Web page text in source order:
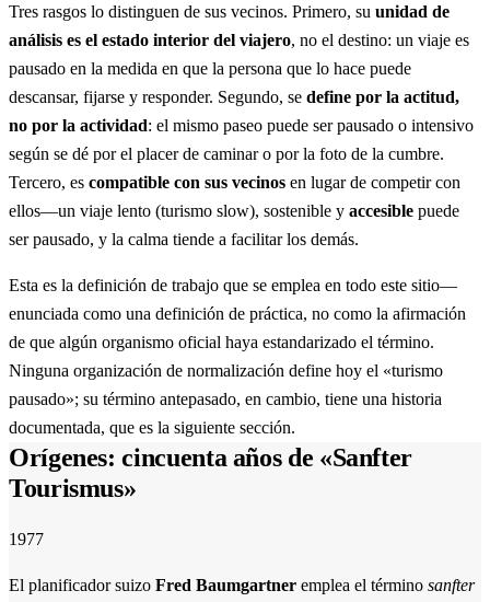
Tres rasgos lo distinguen de sus vecinos. Primero, su unidad de
análisis es el estado interior del viajero, no el destino: un viaje es
pausado en la medida en que la persona que lo hace puede
descansar, fijarse y responder. Segundo, se define por la actitud,
no por la actividad: el mismo paseo puede ser pausado o intensivo
según se dé por el placer de caminar o por la foto de la cumbre.
Tercero, es compatible con sus vecinos en lugar de competir con
ellos—un viaje lento (turismo slow), sostenible y accesible puede
ser pausado, y la calma tiende a facilitar los demás.
Esta es la definición de trabajo que se emplea en todo este sitio—
enunciada como una definición de práctica, no como la afirmación
de que algún organismo oficial haya estandarizado el término.
Ninguna organización de normalización define hoy el «turismo
pausado»; su término antepasado, en cambio, tiene una historia
documentada, que es la siguiente sección.
Orígenes: cincuenta años de «Sanfter
Tourismus»
1977
El planificador suizo Fred Baumgartner emplea el término sanfter